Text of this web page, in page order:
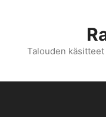
Talouden